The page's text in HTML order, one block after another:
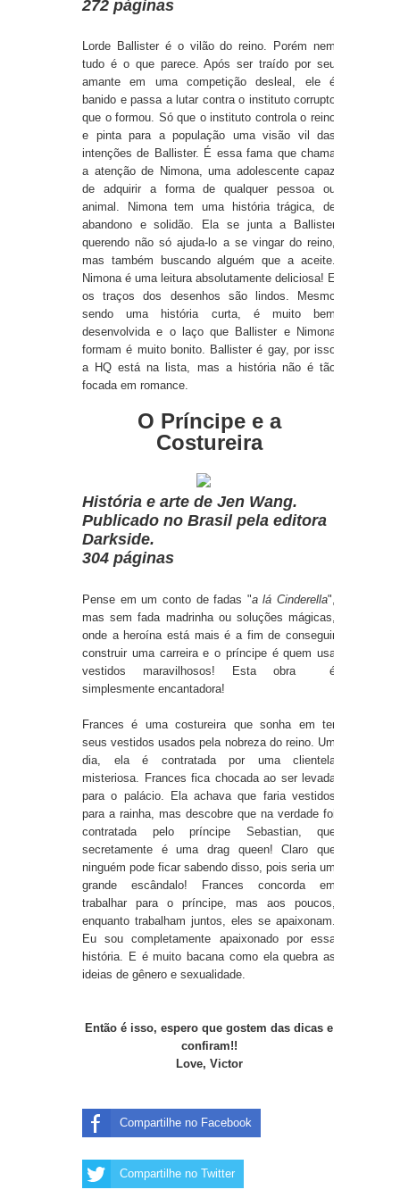
272 páginas
Lorde Ballister é o vilão do reino. Porém nem
tudo é o que parece. Após ser traído por seu
amante em uma competição desleal, ele é
banido e passa a lutar contra o instituto corrupto
que o formou. Só que o instituto controla o reino
e pinta para a população uma visão vil das
intenções de Ballister. É essa fama que chama
a atenção de Nimona, uma adolescente capaz
de adquirir a forma de qualquer pessoa ou
animal. Nimona tem uma história trágica, de
abandono e solidão. Ela se junta a Ballister
querendo não só ajuda-lo a se vingar do reino,
mas também buscando alguém que a aceite.
Nimona é uma leitura absolutamente deliciosa! E
os traços dos desenhos são lindos. Mesmo
sendo uma história curta, é muito bem
desenvolvida e o laço que Ballister e Nimona
formam é muito bonito. Ballister é gay, por isso
a HQ está na lista, mas a história não é tão
focada em romance.
O Príncipe e a
Costureira
História e arte de Jen Wang.
Publicado no Brasil pela editora
Darkside.
304 páginas
Pense em um conto de fadas "a lá Cinderella",
mas sem fada madrinha ou soluções mágicas,
onde a heroína está mais é a fim de conseguir
construir uma carreira e o príncipe é quem usa
vestidos maravilhosos! Esta obra é
simplesmente encantadora!
Frances é uma costureira que sonha em ter
seus vestidos usados pela nobreza do reino. Um
dia, ela é contratada por uma clientela
misteriosa. Frances fica chocada ao ser levada
para o palácio. Ela achava que faria vestidos
para a rainha, mas descobre que na verdade foi
contratada pelo príncipe Sebastian, que
secretamente é uma drag queen! Claro que
ninguém pode ficar sabendo disso, pois seria um
grande escândalo! Frances concorda em
trabalhar para o príncipe, mas aos poucos,
enquanto trabalham juntos, eles se apaixonam.
Eu sou completamente apaixonado por essa
história. E é muito bacana como ela quebra as
ideias de gênero e sexualidade.
Então é isso, espero que gostem das dicas e
confiram!!
Love, Victor
Compartilhe no Facebook
Compartilhe no Twitter